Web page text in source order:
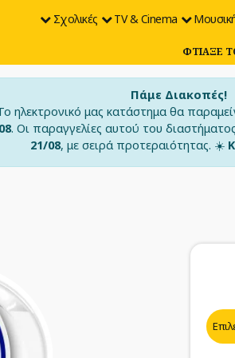
Σχολικές TV & Cinema
ΦΤΙΆΞΕ
Πάμε Διακοπές!
ηλεκτρονικό μας κατάστημα θα
. Οι παραγγελίες αυτού του
21/08, με σειρά προτεραιότητας. ☀️